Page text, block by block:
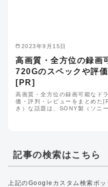
2023年9月15日
高画質・全方位の録画
720Gのスペックや評
[PR]
高画質・全方位の録画可能なド
価・評判・レビューをまとめた
き）な話題は、SONY製（ソニ
記事の検索はこちら
上記のGoogleカスタム検索ボッ